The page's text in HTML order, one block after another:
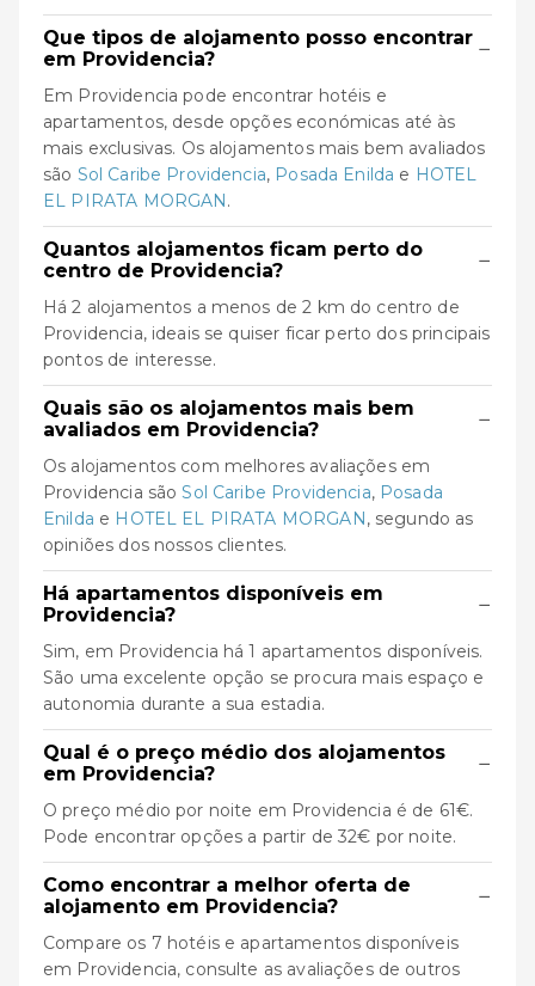
Que tipos de alojamento posso encontrar
em Providencia?
−
Em Providencia pode encontrar hotéis e
apartamentos, desde opções económicas até às
mais exclusivas. Os alojamentos mais bem avaliados
são Sol Caribe Providencia, Posada Enilda e HOTEL
EL PIRATA MORGAN.
Quantos alojamentos ficam perto do
centro de Providencia?
−
Há 2 alojamentos a menos de 2 km do centro de
Providencia, ideais se quiser ficar perto dos principais
pontos de interesse.
Quais são os alojamentos mais bem
avaliados em Providencia?
−
Os alojamentos com melhores avaliações em
Providencia sãoSol Caribe Providencia, Posada
Enilda e HOTEL EL PIRATA MORGAN, segundo as
opiniões dos nossos clientes.
Há apartamentos disponíveis em
Providencia?
−
Sim, em Providencia há 1 apartamentos disponíveis.
São uma excelente opção se procura mais espaço e
autonomia durante a sua estadia.
Qual é o preço médio dos alojamentos
em Providencia?
−
O preço médio por noite em Providencia é de 61€.
Pode encontrar opções a partir de 32€ por noite.
Como encontrar a melhor oferta de
alojamento em Providencia?
−
Compare os 7 hotéis e apartamentos disponíveis
em Providencia, consulte as avaliações de outros